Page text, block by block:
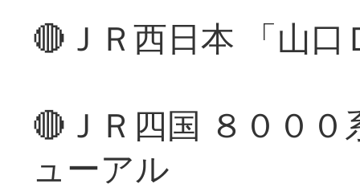
🔴ＪＲ西日本 「山
🔴ＪＲ四国 ８００
ューアル